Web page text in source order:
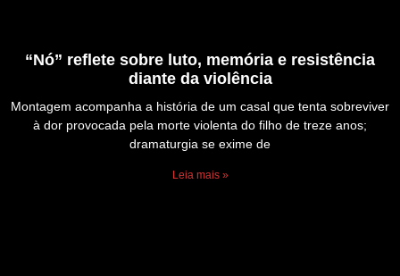
“Nó” reflete sobre luto, memória e resistência
diante da violência
Montagem acompanha a história de um casal que tenta sobreviver
à dor provocada pela morte violenta do filho de treze anos;
dramaturgia se exime de
Leia mais »